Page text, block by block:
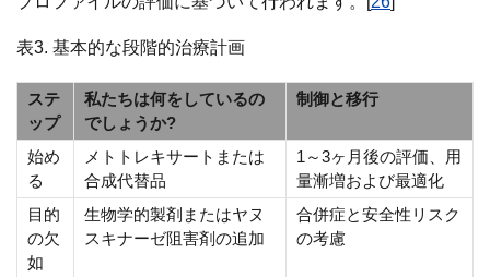
表3. 基本的な段階的治療計画
ステ
ップ
私たちは何をしているの
でしょうか?
制御と移行
始め
る
メトトレキサートまたは
合成代替品
1～3ヶ月後の評価、用
量漸増および最適化
目的
の欠
如
生物学的製剤またはヤヌ
スキナーゼ阻害剤の追加
合併症と安全性リスク
の考慮